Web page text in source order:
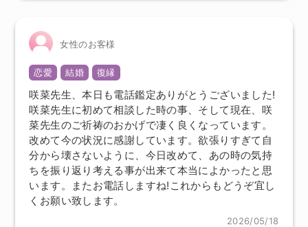
女性のお客様
恋愛 結婚 復縁
咲菜先生、本日も電話鑑定ありがとうございました!
咲菜先生に初めて相談した時の事、そして現在、咲
菜先生のご祈祷のおかげで凄く良くなっています。
改めて今の状況に感謝しています。欲張りすぎて自
分から壊さないように、今日改めて、あの時の気持
ちを振り返り考える事が出来て本当によかったと思
います。またお電話しますね!これからもどうぞ宜し
くお願い致します。
2026/05/18